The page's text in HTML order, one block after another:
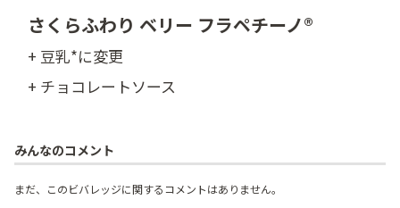
さくらふわり ベリー フラペチーノ®
+ 豆乳*に変更
+ チョコレートソース
みんなのコメント
まだ、このビバレッジに関するコメントはありません。